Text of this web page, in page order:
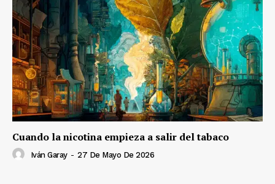
Cuando la nicotina empieza a salir del tabaco
Iván Garay - 27 De Mayo De 2026